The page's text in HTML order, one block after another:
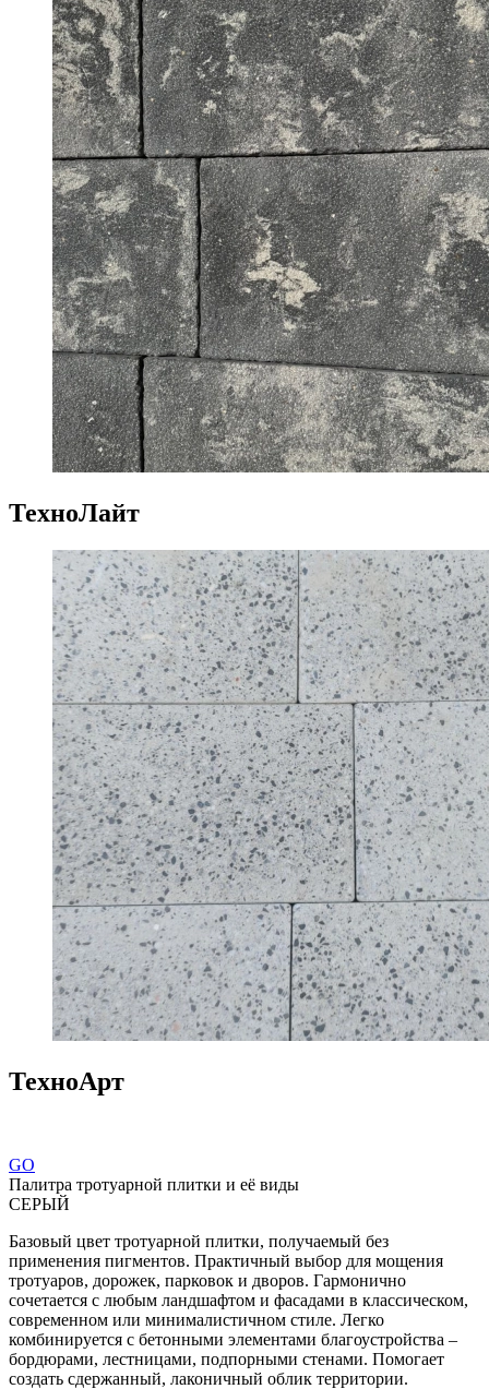
ТехноЛайт
ТехноАрт
GO
Палитра тротуарной плитки и её виды
СЕРЫЙ
Базовый цвет тротуарной плитки, получаемый без
применения пигментов. Практичный выбор для мощения
тротуаров, дорожек, парковок и дворов. Гармонично
сочетается с любым ландшафтом и фасадами в классическом,
современном или минималистичном стиле. Легко
комбинируется с бетонными элементами благоустройства –
бордюрами, лестницами, подпорными стенами. Помогает
создать сдержанный, лаконичный облик территории.